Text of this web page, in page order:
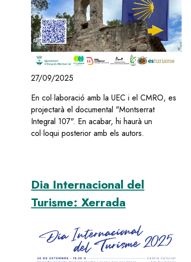
27/09/2025
En col·laboració amb la UEC i el CMRO, es
projectarà el documental "Montserrat
Integral 107". En acabar, hi haurà un
col·loqui posterior amb els autors.
Dia Internacional del
Turisme: Xerrada